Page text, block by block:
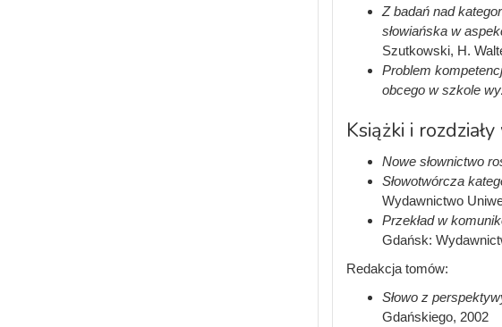
Z badań nad
słowiańska w
Szutkowski, H.
Problem
obcego w szkole
Książki i
Nowe słownictwo
Słowotwórcza
Wydawnictwo
Przekład w
Gdańsk:
Redakcja tomów:
Słowo z
Gdańskiego, 2002